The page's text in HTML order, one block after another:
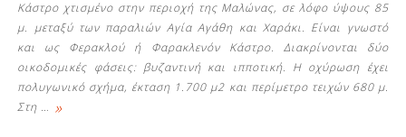
Κάστρο χτισμένο στην περιοχή της Μαλώνας, σε λόφο ύψους 85
μ. μεταξύ των παραλιών Αγία Αγάθη και Χαράκι. Είναι γνωστό
και ως Φερακλού ή Φαρακλενόν Kάστρο. Διακρίνονται δύο
οικοδομικές φάσεις: βυζαντινή και ιπποτική. H οχύρωση έχει
πολυγωνικό σχήμα, έκταση 1.700 μ2 και περίμετρο τειχών 680 μ.
Στη … »